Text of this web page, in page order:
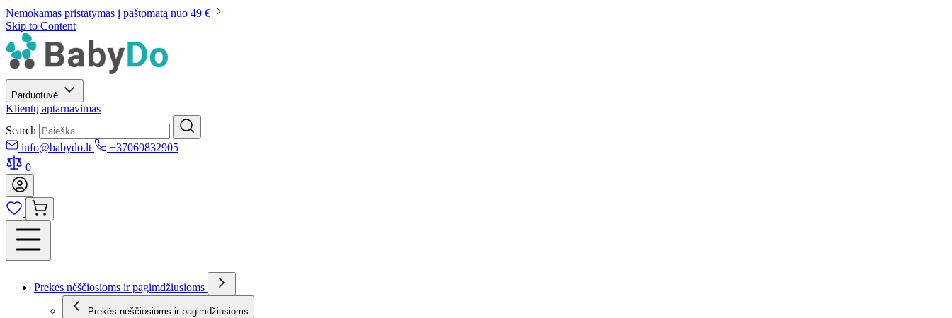
Nemokamas pristatymas į paštomatą nuo 49 €
Skip to Content
Parduotuvė
Klientų aptarnavimas
Search
info@babydo.lt
+37069832905
0
Prekės nėščiosioms ir pagimdžiusioms
Prekės nėščiosioms ir pagimdžiusioms